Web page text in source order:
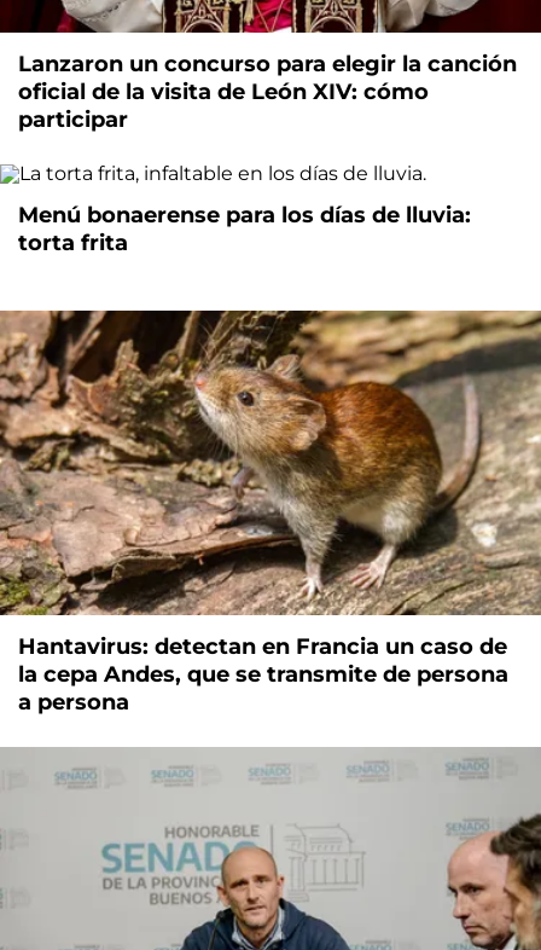
Lanzaron un concurso para elegir la canción
oficial de la visita de León XIV: cómo
participar
Menú bonaerense para los días de lluvia:
torta frita
Hantavirus: detectan en Francia un caso de
la cepa Andes, que se transmite de persona
a persona